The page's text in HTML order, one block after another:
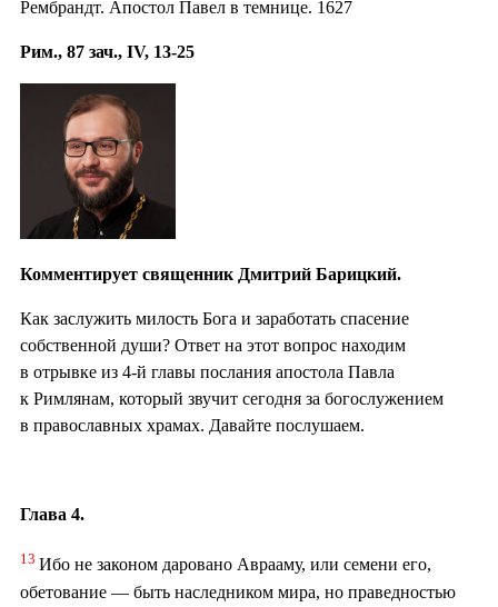
Рембрандт. Апостол Павел в темнице. 1627
Рим., 87 зач., IV, 13-25
Комментирует священник Дмитрий Барицкий.
Как заслужить милость Бога и заработать спасение
собственной души? Ответ на этот вопрос находим
в отрывке из 4-й главы послания апостола Павла
к Римлянам, который звучит сегодня за богослужением
в православных храмах. Давайте послушаем.
Глава 4.
13 Ибо не законом даровано Аврааму, или семени его,
обетование — быть наследником мира, но праведностью